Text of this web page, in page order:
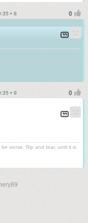
• 8
• 9
worse. Rip and tear, until it is